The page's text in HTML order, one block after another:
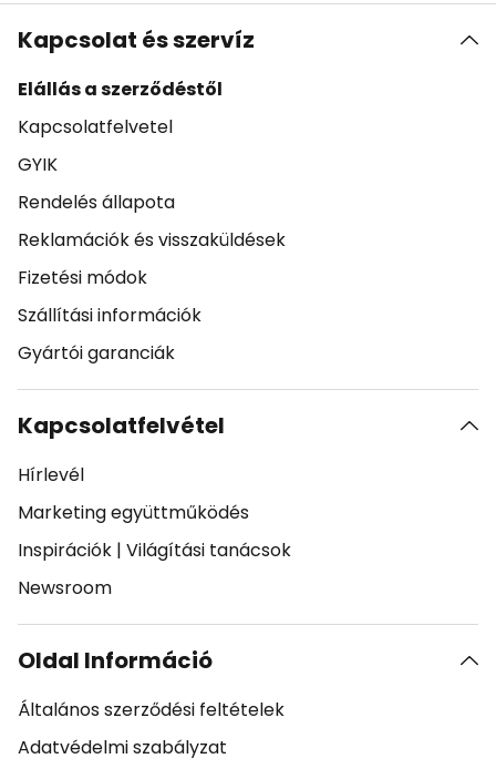
Kapcsolat és szervíz
Elállás a szerződéstől
Kapcsolatfelvetel
GYIK
Rendelés állapota
Reklamációk és visszaküldések
Fizetési módok
Szállítási információk
Gyártói garanciák
Kapcsolatfelvétel
Hírlevél
Marketing együttműködés
Inspirációk | Világítási tanácsok
Newsroom
Oldal Információ
Általános szerződési feltételek
Adatvédelmi szabályzat